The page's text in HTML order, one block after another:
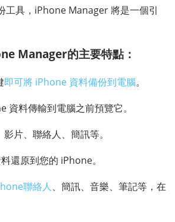
工具，iPhone Manager 將是一個引
Manager的主要特點：
即可將 iPhone 資料備份到電腦。
資料傳輸到電腦之前預覽它。
影片、聯絡人、簡訊等。
還原到您的 iPhone。
聯絡人 、簡訊、音樂、筆記等，在